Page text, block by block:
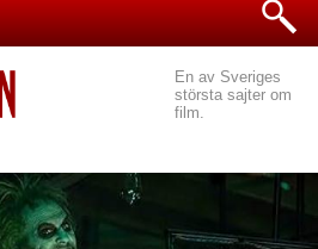
En av Sveriges
största sajter om
film.